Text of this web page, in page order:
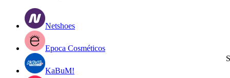
Netshoes
Epoca Cosméticos
KaBuM!